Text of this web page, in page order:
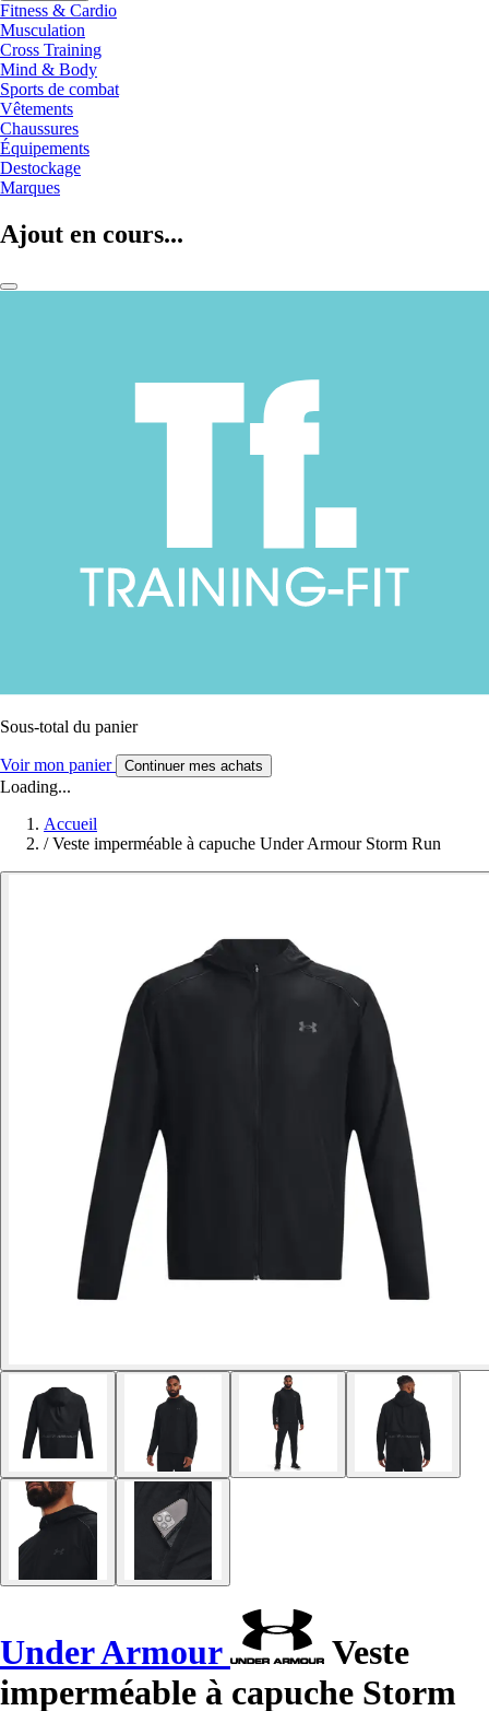
Fitness & Cardio
Musculation
Cross Training
Mind & Body
Sports de combat
Vêtements
Chaussures
Équipements
Destockage
Marques
Ajout en cours...
Sous-total du panier
Voir mon panier Continuer mes achats
Loading...
Accueil
/ Veste imperméable à capuche Under Armour Storm Run
Under Armour
Veste
imperméable à capuche Storm